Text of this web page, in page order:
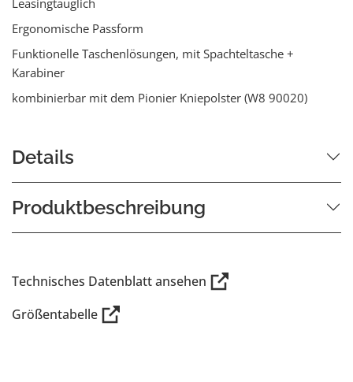
Ergonomische Passform
Funktionelle Taschenlösungen, mit Spachteltasche +
Karabiner
kombinierbar mit dem Pionier Kniepolster (W8 90020)
Details
Produktbeschreibung
Technisches Datenblatt ansehen
Größentabelle